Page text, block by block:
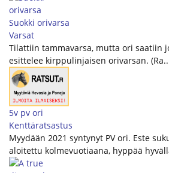
Suokki orivarsa
Varsat
Tilattiin tammavarsa, mutta ori saatiin
esittelee kirppulinjaisen orivarsan.
5v pv ori
Kenttäratsastus
Myydään 2021 syntynyt PV ori. Este
aloitettu kolmevuotiaana, hyppää